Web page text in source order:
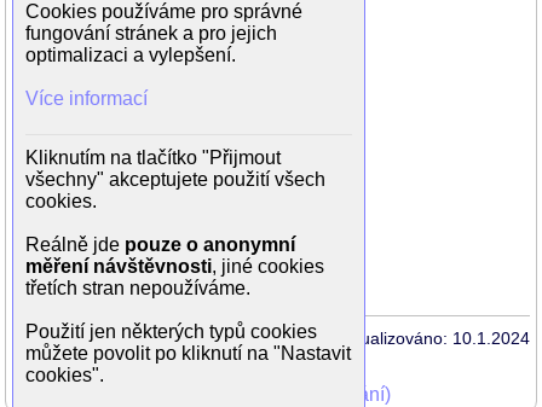
Peter Mullan (Thomas)
Gerard Butler (James)
Emma King (Mary)
Connor Swindells (Donald)
Gary Kane (Gherd)
Søren Malling (Locke)
Ólafur Darri Ólafsson (Boor)
Roderick Gilkison (Galley Hand)
Gary Mclellan (Bones)
John Taylor (rybář)
Aktualizováno: 10.1.2024
Mohli jste vidět v TV (zobrazit starší vysílání)
Cookies používáme pro správné
fungování stránek a pro jejich
optimalizaci a vylepšení.
Více informací
Kliknutím na tlačítko "Přijmout
všechny" akceptujete použití všech
cookies.
Reálně jde pouze o anonymní
měření návštěvnosti, jiné cookies
třetích stran nepoužíváme.
Použití jen některých typů cookies
můžete povolit po kliknutí na "Nastavit
cookies".